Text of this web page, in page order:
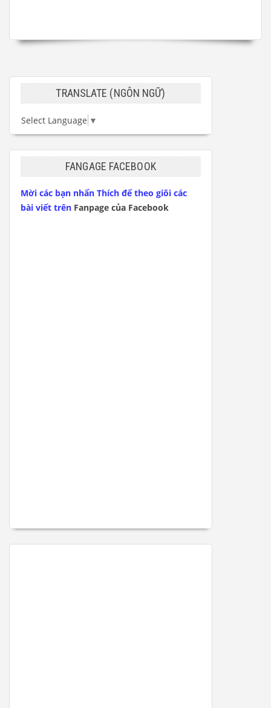
TRANSLATE (NGÔN NGỮ)
Select Language ▼
FANGAGE FACEBOOK
Mời các bạn nhấn Thích để theo giõi các
bài viết trên Fanpage của Facebook